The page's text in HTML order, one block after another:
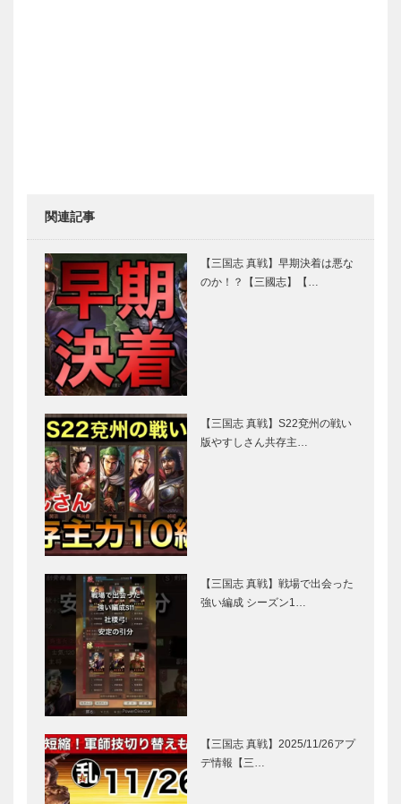
関連記事
【三国志 真戦】早期決着は悪な
のか！？【三國志】【…
【三国志 真戦】S22兗州の戦い
版やすしさん共存主…
【三国志 真戦】戦場で出会った
強い編成 シーズン1…
【三国志 真戦】2025/11/26アプ
デ情報【三…